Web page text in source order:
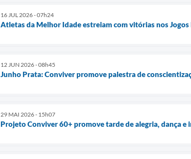
16 JUL 2026 - 07h24
Atletas da Melhor Idade estreiam com vitórias nos
12 JUN 2026 - 08h45
Junho Prata: Conviver promove palestra de
29 MAI 2026 - 15h07
Projeto Conviver 60+ promove tarde de alegria, dança e